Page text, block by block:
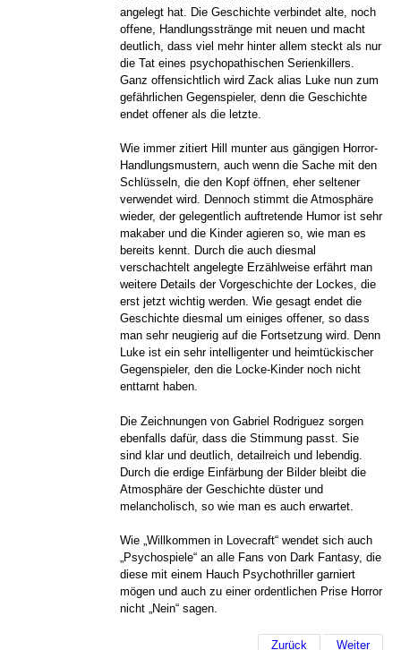
angelegt hat. Die Geschichte verbindet alte, noch
offene, Handlungsstränge mit neuen und macht
deutlich, dass viel mehr hinter allem steckt als nur
die Tat eines psychopathischen Serienkillers.
Ganz offensichtlich wird Zack alias Luke nun zum
gefährlichen Gegenspieler, denn die Geschichte
endet offener als die letzte.
Wie immer zitiert Hill munter aus gängigen Horror-
Handlungsmustern, auch wenn die Sache mit den
Schlüsseln, die den Kopf öffnen, eher seltener
verwendet wird. Dennoch stimmt die Atmosphäre
wieder, der gelegentlich auftretende Humor ist sehr
makaber und die Kinder agieren so, wie man es
bereits kennt. Durch die auch diesmal
verschachtelt angelegte Erzählweise erfährt man
weitere Details der Vorgeschichte der Lockes, die
erst jetzt wichtig werden. Wie gesagt endet die
Geschichte diesmal um einiges offener, so dass
man sehr neugierig auf die Fortsetzung wird. Denn
Luke ist ein sehr intelligenter und heimtückischer
Gegenspieler, den die Locke-Kinder noch nicht
enttarnt haben.
Die Zeichnungen von Gabriel Rodriguez sorgen
ebenfalls dafür, dass die Stimmung passt. Sie
sind klar und deutlich, detailreich und lebendig.
Durch die erdige Einfärbung der Bilder bleibt die
Atmosphäre der Geschichte düster und
melancholisch, so wie man es auch erwartet.
Wie „Willkommen in Lovecraft“ wendet sich auch
„Psychospiele“ an alle Fans von Dark Fantasy, die
diese mit einem Hauch Psychothriller garniert
mögen und auch zu einer ordentlichen Prise Horror
nicht „Nein“ sagen.
Zurück Weiter